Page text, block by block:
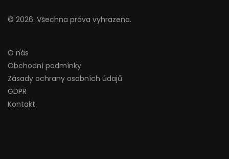
© 2026. Všechna práva vyhrazena.
O nás
Obchodní podmínky
Zásady ochrany osobních údajů
GDPR
Kontakt